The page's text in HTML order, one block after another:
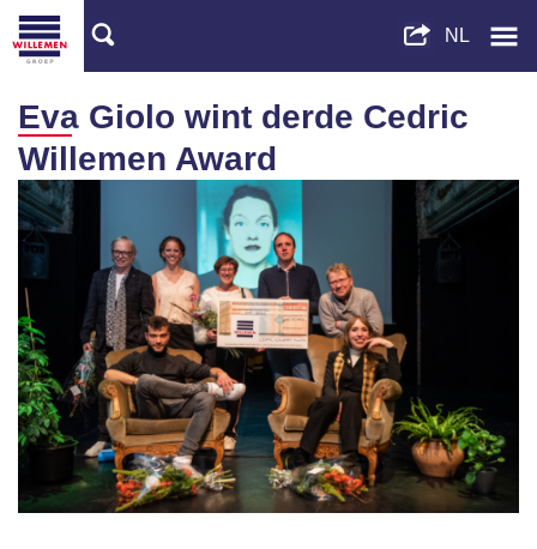
Eva Giolo wint derde Cedric
Willemen Award